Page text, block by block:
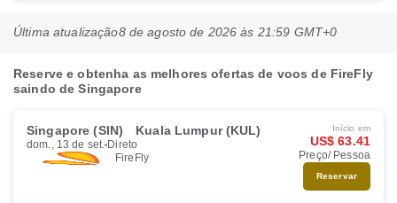
Última atualização8 de agosto de 2026 às 21:59 GMT+0
Reserve e obtenha as melhores ofertas de voos de FireFly
saindo de Singapore
Singapore (SIN) Kuala Lumpur (KUL)
dom., 13 de set. Direto
FireFly
Início em
US$ 63.41
Preço/ Pessoa
Reservar